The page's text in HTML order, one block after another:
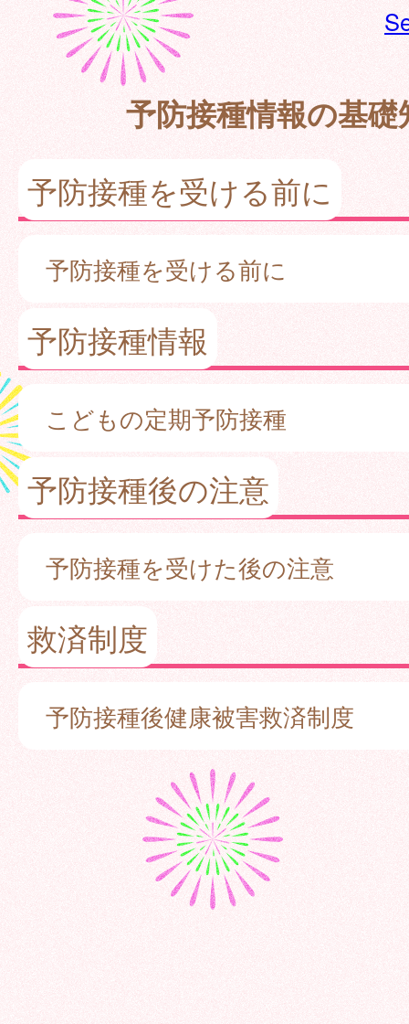
予防接種情報の基礎
予防接種を受ける前に
予防接種を受ける前に
予防接種情報
こどもの定期予防接種
予防接種後の注意
予防接種を受けた後の注意
救済制度
予防接種後健康被害救済制度